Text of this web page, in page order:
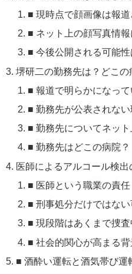
■ 現時点で顔画像は報道
■ ネット上の顔写真情
■ 今後公開される可能性
堺研二の勤務先は？どこの
■ 報道で明らかになって
■ 勤務先が公表されない
■ 勤務先についてネッ
■ 勤務先はどこの病院？
医師によるアルコール検
■ 医師という職業の責任
■ 刑事処分だけではな
■ 現段階はあくまで捜査
■ 社会的関心が高まる背
■ 酒酔い運転と酒気帯び運